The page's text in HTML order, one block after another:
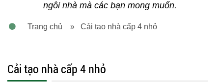
ngôi nhà mà các bạn mong muốn.
Trang chủ » Cải tạo nhà cấp 4 nhỏ
Cải tạo nhà cấp 4 nhỏ